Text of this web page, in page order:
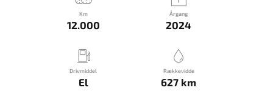
Km
12.000
Årgang
2024
Drivmiddel
El
Rækkevidde
627 km